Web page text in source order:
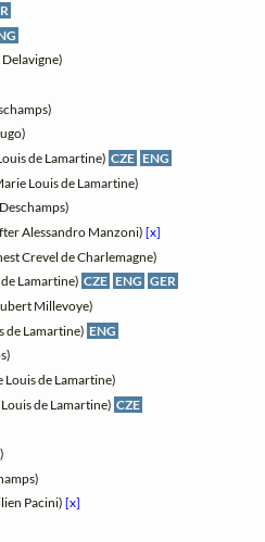
de Lamartine) CZE ENG
Louis de Lamartine)
Alessandro Manzoni)[x]
Crevel de Charlemagne)
Lamartine) CZE ENG GER
Millevoye)
de Lamartine) ENG
de Lamartine)
de Lamartine) CZE
Pacini)[x]